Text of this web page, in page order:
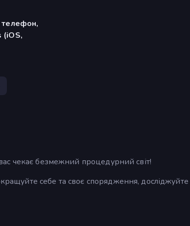
(iOS,
чекає безмежний процедурний світ!
себе та своє спорядження, досліджуйте